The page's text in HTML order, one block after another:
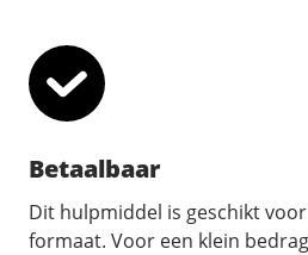
Betaalbaar
Dit hulpmiddel is geschikt
formaat. Voor een klein